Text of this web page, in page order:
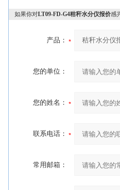
如果你对LT09-FD-G4秸秆水分仪报价感
产品：
您的单位：
您的姓名：
联系电话：
常用邮箱：